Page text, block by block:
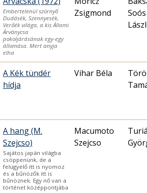
Embertelenül szörnyő
Dudásék, Szennyesék,
Verőék világa, a kis Állami
Árványcsa
pokoljárásának egy-egy
állomása. Mert anyja
elha
Zsigmond
Soós
A Kék tündér
hídja
Vihar Béla
A hang (M.
Szejcso)
Sajátos japán világba
csöppenünk, de a
felügyelő itt is nyomoz
és a bűnözők itt is
bűnöznek. Egy nő van a
történet középpontjába
Macumoto
Szejcso